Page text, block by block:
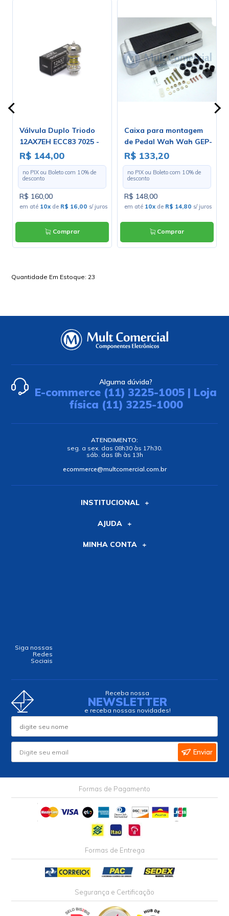
Válvula Duplo Triodo
12AX7EH ECC83 7025 -
Electro-Harmonix
R$ 144,00
no PIX ou Boleto com 10% de
desconto
R$ 160,00
em até 10xde R$ 16,00 s/ juros
Comprar
Caixa para montagem
de Pedal Wah Wah GEP-
2
R$ 133,20
no PIX ou Boleto com 10% de
desconto
R$ 148,00
em até 10xde R$ 14,80 s/ juros
Comprar
Quantidade Em Estoque: 23
Alguma dúvida?
E-commerce (11) 3225-1005 | Loja
física (11) 3225-1000
ATENDIMENTO:
seg. a sex. das 08h30 às 17h30.
sáb. das 8h às 13h
ecommerce@multcomercial.com.br
INSTITUCIONAL
AJUDA
MINHA CONTA
Siga nossas
Redes
Sociais
Receba nossa
NEWSLETTER
e receba nossas novidades!
Enviar
Formas de Pagamento
Formas de Entrega
Segurança e Certificação